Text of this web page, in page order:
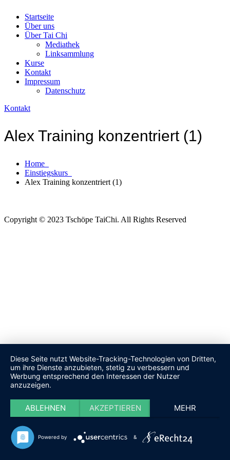
Startseite
Über uns
Über Tai Chi
Mediathek
Linksammlung
Kurse
Kontakt
Impressum
Datenschutz
Kontakt
Alex Training konzentriert (1)
Home
Einstiegskurs
Alex Training konzentriert (1)
Copyright © 2023 Tschöpe TaiChi. All Rights Reserved
Diese Seite nutzt Website-Tracking-Technologien von Dritten,
um ihre Dienste anzubieten, stetig zu verbessern und
Werbung entsprechend den Interessen der Nutzer
anzuzeigen.
ABLEHNEN AKZEPTIEREN MEHR
Powered by &